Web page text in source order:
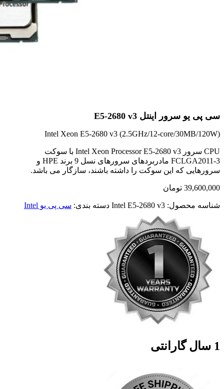
سی پی یو سرور اینتل E5-2680 v3
Intel Xeon E5-2680 v3 (2.5GHz/12-core/30MB/120W)
CPU سرور Intel Xeon Processor E5-2680 v3 با سوکت
FCLGA2011-3 مادربردهای سرورهای نسل 9 برند HPE و
سرورهایی که این سوکت را داشته باشند، سازگار می باشد.
39,600,000 تومان
شناسه محصول: Intel E5-2680 v3 دسته بندی: سی پی یو Intel
1 سال گارانتی